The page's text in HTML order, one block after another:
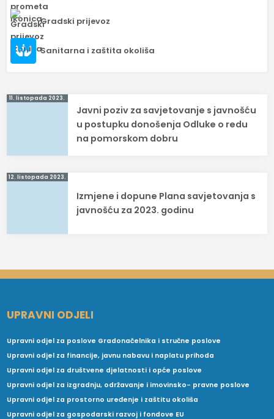
Gradski prijevoz
Sanitarna i zaštita okoliša
Navigacija
11. listopada 2023.
Javni poziv za savjetovanje s javnošću
u postupku donošenja Odluke o redu
na pomorskom dobru
12. listopada 2023.
Izmjene i dopune Plana savjetovanja s
javnošću za 2023. godinu
UPRAVNI ODJELI
Upravni odjel za poslove Gradonačelnika i stručne poslove
Upravni odjel za financije, javnu nabavu i naplatu prihoda
Upravni odjel za društvene djelatnosti i opće poslove
Upravni odjel za izgradnju, održavanje i imovinsko- pravne poslove
Upravni odjel za prostorno uređenje i zaštitu okoliša
Upravni odjel za gospodarski razvoj i fondove EU